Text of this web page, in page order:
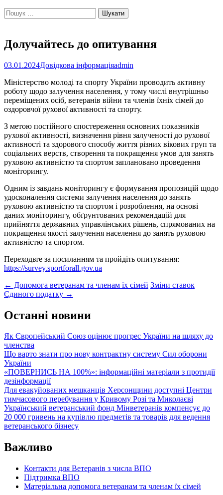
Пошук:
Долучайтесь до опитування
03.01.2024Довідкова інформаціяadmin
Міністерство молоді та спорту України проводить активну
роботу щодо залучення населення, у тому числі внутрішньо
переміщених осіб, ветеранів війни та членів їхніх сімей до
оздоровчої рухової активності та спорту.
З метою постійного спостереження основних показників
рухової активності, визначення рівня залученості до рухової
активності та здорового способу життя різних вікових груп та
соціальних верств, створення та покращення умов для занять
руховою активністю та спортом заплановано проведення
моніторингу.
Одним із завдань моніторингу є формування пропозицій щодо
удосконалення системи залучення населення до занять
руховою активністю та спортом і розроблення, на основі
даних моніторингу, обґрунтованих рекомендацій для
прийняття державних управлінських рішень, спрямованих на
покращення якості залучення населення до занять руховою
активністю та спортом.
Переходьте за посиланням та пройдіть опитування:
https://survey.sportforall.gov.ua
Post
navigation
← Допомога ветеранам та членам їх сімей Зміни ставок
Єдиного податку →
Останні новини
Як Європейський Союз оцінює прогрес України на шляху до
членства
Що варто знати про нову контрактну систему Сил оборони
України
«ПОВЕРНИСЬ НА 100%»: інформаційні матеріали з протидії
дезінформації
Для евакуйованих мешканців Херсонщини доступні Центри
тимчасового перебування у Кривому Розі та Миколаєві
Український ветеранський фонд Мінветеранів компенсує до
20 000 гривень на купівлю предметів та товарів для ведення
ветеранського бізнесу
Важливо
Контакти для Ветеранів з числа ВПО
Підтримка ВПО
Матеріальна допомога ветеранам та членам їх сімей